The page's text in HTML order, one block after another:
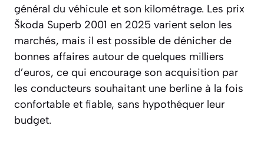
général du véhicule et son kilométrage. Les prix
Škoda Superb 2001 en 2025 varient selon les
marchés, mais il est possible de dénicher de
bonnes affaires autour de quelques milliers
d’euros, ce qui encourage son acquisition par
les conducteurs souhaitant une berline à la fois
confortable et fiable, sans hypothéquer leur
budget.